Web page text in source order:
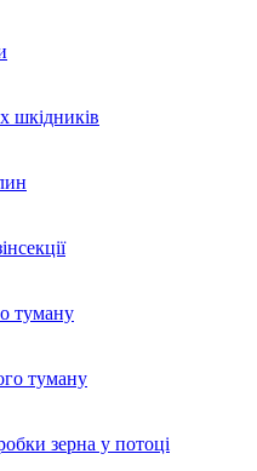
шкідників
туману
туману
зерна у потоці